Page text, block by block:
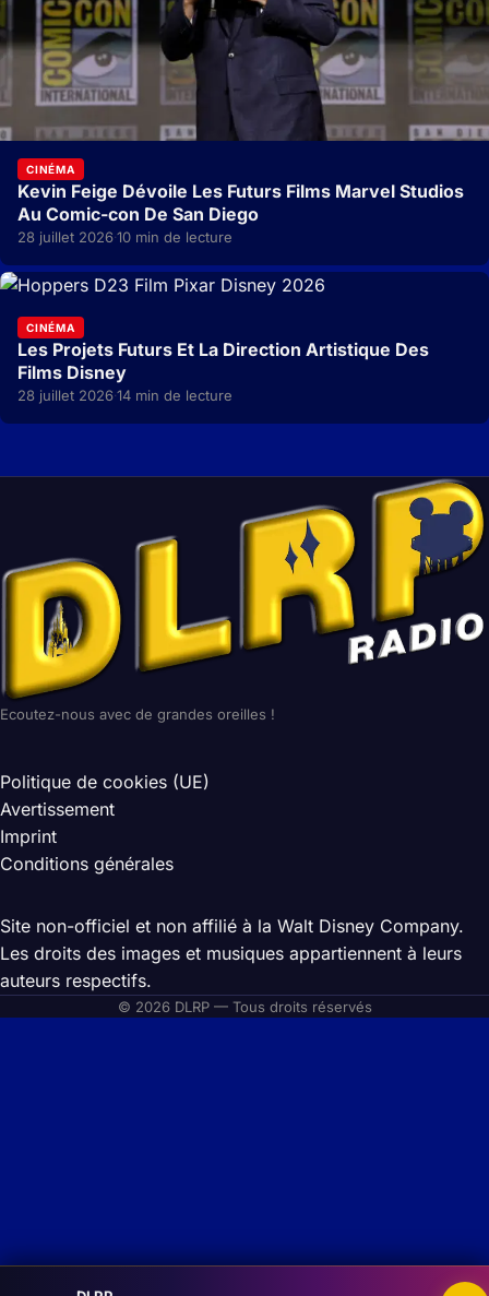
CINÉMA
Kevin Feige Dévoile Les Futurs Films Marvel Studios
Au Comic-con De San Diego
28 juillet 2026·10 min de lecture
CINÉMA
Les Projets Futurs Et La Direction Artistique Des
Films Disney
28 juillet 2026·14 min de lecture
Ecoutez-nous avec de grandes oreilles !
Politique de cookies (UE)
Avertissement
Imprint
Conditions générales
Site non-officiel et non affilié à la Walt Disney Company.
Les droits des images et musiques appartiennent à leurs
auteurs respectifs.
© 2026 DLRP — Tous droits réservés